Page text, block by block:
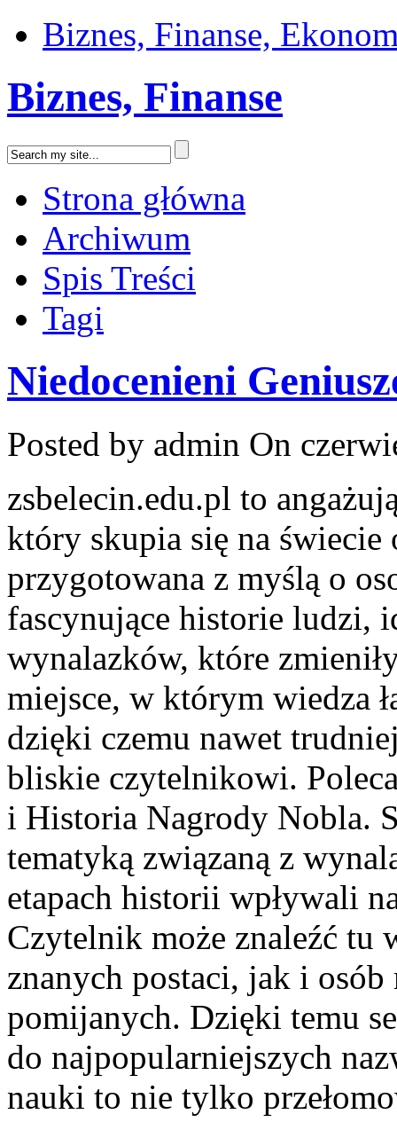
Biznes, Finanse,
Biznes, Finanse
Strona główna
Archiwum
Spis Treści
Tagi
Niedocenieni
Posted by admin On
zsbelecin.edu.pl to
który skupia się na świecie
przygotowana z myślą o
fascynujące historie ludzi,
wynalazków, które
miejsce, w którym wiedza
dzięki czemu nawet
bliskie czytelnikowi.
i Historia Nagrody Nobla.
tematyką związaną z
etapach historii wpływali
Czytelnik może znaleźć tu
znanych postaci, jak i
pomijanych. Dzięki temu
do najpopularniejszych
nauki to nie tylko